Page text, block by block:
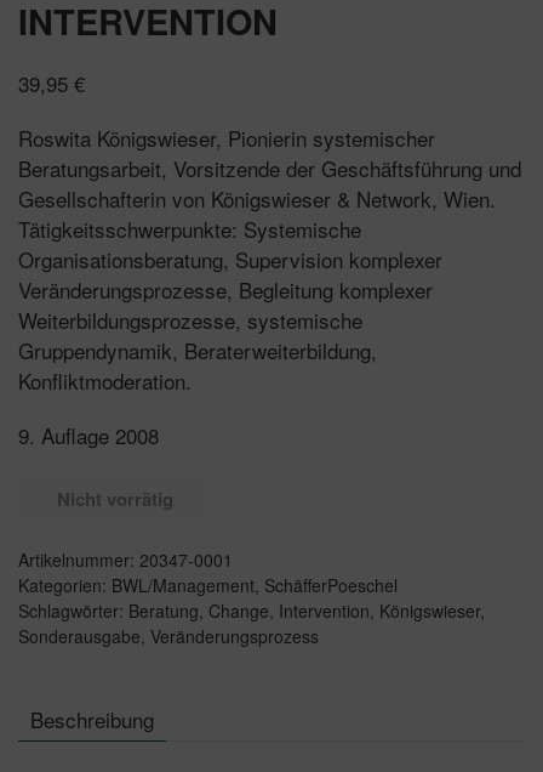
INTERVENTION
39,95 €
Roswita Königswieser, Pionierin systemischer
Beratungsarbeit, Vorsitzende der Geschäftsführung und
Gesellschafterin von Königswieser & Network, Wien.
Tätigkeitsschwerpunkte: Systemische
Organisationsberatung, Supervision komplexer
Veränderungsprozesse, Begleitung komplexer
Weiterbildungsprozesse, systemische
Gruppendynamik, Beraterweiterbildung,
Konfliktmoderation.
9. Auflage 2008
Nicht vorrätig
Artikelnummer: 20347-0001
Kategorien: BWL/Management, SchäfferPoeschel
Schlagwörter: Beratung, Change, Intervention, Königswieser,
Sonderausgabe, Veränderungsprozess
Beschreibung